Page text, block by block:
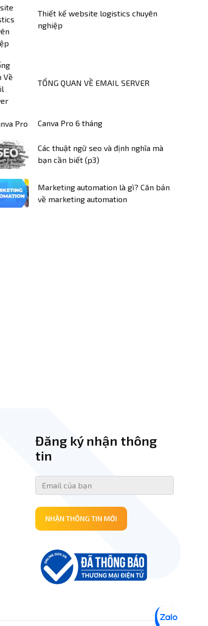
Thiết kế website logistics chuyên
nghiệp
TỔNG QUAN VỀ EMAIL SERVER
Canva Pro 6 tháng
Các thuật ngữ seo và định nghĩa mà
bạn cần biết (p3)
Marketing automation là gì? Căn bản
về marketing automation
Đăng ký nhận thông
tin
NHẬN THÔNG TIN MỚI